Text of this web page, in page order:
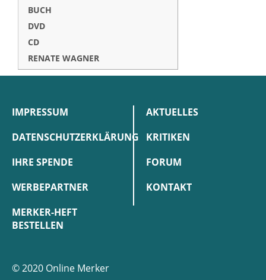
BUCH
DVD
CD
RENATE WAGNER
IMPRESSUM
DATENSCHUTZERKLÄRUNG
IHRE SPENDE
WERBEPARTNER
MERKER-HEFT
BESTELLEN
AKTUELLES
KRITIKEN
FORUM
KONTAKT
© 2020 Online Merker